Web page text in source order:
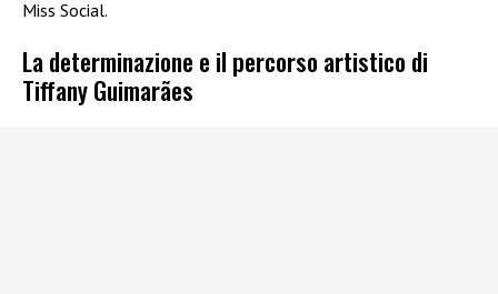
Miss Social.
La determinazione e il percorso artistico di
Tiffany Guimarães